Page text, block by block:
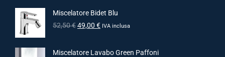
Miscelatore Bidet Blu
52,50€49,00 € IVA inclusa
Miscelatore Lavabo Green Paffoni